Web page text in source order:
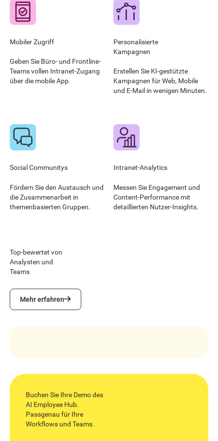
Mobiler Zugriff
Geben Sie Büro- und Frontline-
Teams vollen Intranet-Zugang
über die mobile App.
Personalisierte
Kampagnen
Erstellen Sie KI-gestützte
Kampagnen für Web, Mobile
und E-Mail in wenigen Minuten.
Social Communitys
Fördern Sie den Austausch und
die Zusammenarbeit in
themenbasierten Gruppen.
Intranet-Analytics
Messen Sie Engagement und
Content-Performance mit
detaillierten Nutzer-Insights.
Top-bewertet von
Analysten und
Teams
Mehr erfahren
Mehr erfahren
Buchen Sie Ihre Demo des
AI Employee Hub.
Passgenau für Ihre
Workflows und Teams.